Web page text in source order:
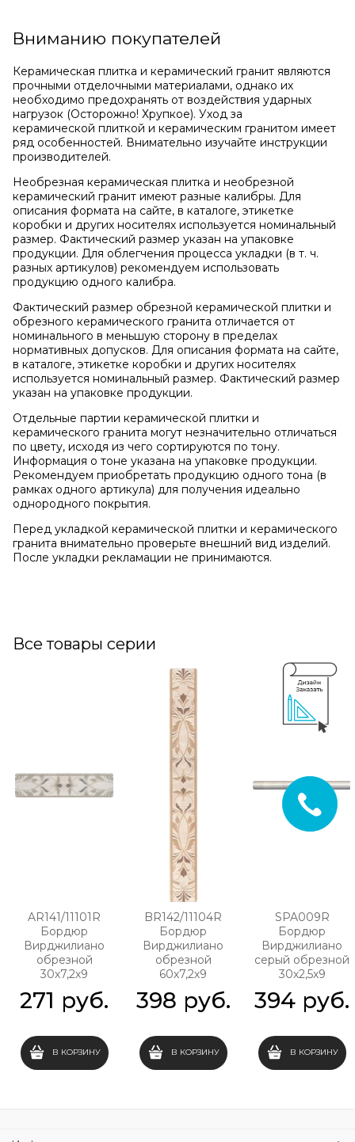
Вниманию покупателей
Керамическая плитка и керамический гранит являются
прочными отделочными материалами, однако их
необходимо предохранять от воздействия ударных
нагрузок (Осторожно! Хрупкое). Уход за
керамической плиткой и керамическим гранитом имеет
ряд особенностей. Внимательно изучайте инструкции
производителей.
Необрезная керамическая плитка и необрезной
керамический гранит имеют разные калибры. Для
описания формата на сайте, в каталоге, этикетке
коробки и других носителях используется номинальный
размер. Фактический размер указан на упаковке
продукции. Для облегчения процесса укладки (в т. ч.
разных артикулов) рекомендуем использовать
продукцию одного калибра.
Фактический размер обрезной керамической плитки и
обрезного керамического гранита отличается от
номинального в меньшую сторону в пределах
нормативных допусков. Для описания формата на сайте,
в каталоге, этикетке коробки и других носителях
используется номинальный размер. Фактический размер
указан на упаковке продукции.
Отдельные партии керамической плитки и
керамического гранита могут незначительно отличаться
по цвету, исходя из чего сортируются по тону.
Информация о тоне указана на упаковке продукции.
Рекомендуем приобретать продукцию одного тона (в
рамках одного артикула) для получения идеально
однородного покрытия.
Перед укладкой керамической плитки и керамического
гранита внимательно проверьте внешний вид изделий.
После укладки рекламации не принимаются.
Все товары серии
AR141/11101R
Бордюр
Вирджилиано
обрезной
30х7,2х9
271 руб.
В КОРЗИНУ
BR142/11104R
Бордюр
Вирджилиано
обрезной
60х7,2х9
398 руб.
В КОРЗИНУ
SPA009R
Бордюр
Вирджилиано
серый обрезной
30х2,5х9
394 руб.
В КОРЗИНУ